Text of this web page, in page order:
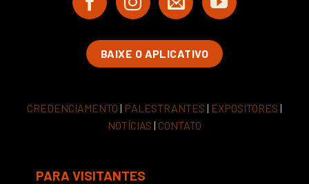
BAIXE O APLICATIVO
CREDENCIAMENTO | PALESTRANTES | EXPOSITORES |
NOTÍCIAS | CONTATO
PARA VISITANTES